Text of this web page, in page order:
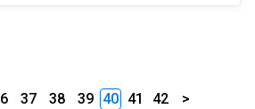
37 38 39 40 41 42 >